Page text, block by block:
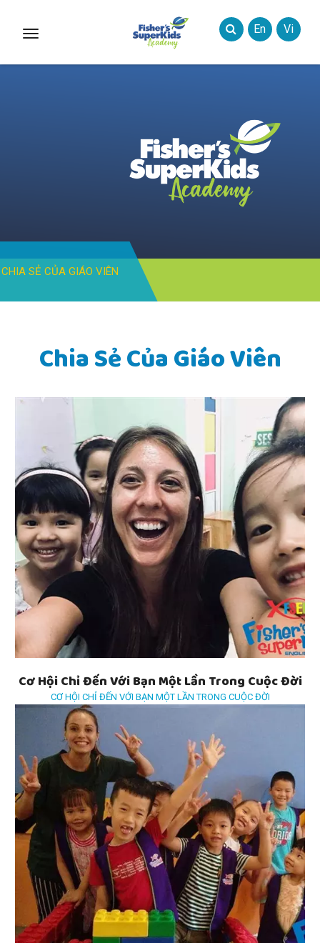
Toggle
En Vi
CHIA SẺ CỦA GIÁO VIÊN
Chia Sẻ Của Giáo Viên
Cơ Hội Chỉ Đến Với Bạn Một Lần Trong Cuộc Đời
CƠ HỘI CHỈ ĐẾN VỚI BẠN MỘT LẦN TRONG CUỘC ĐỜI